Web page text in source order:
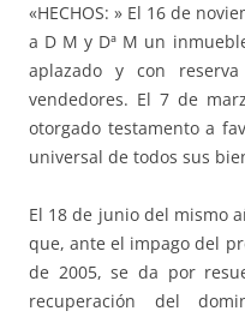
«HECHOS: » El 16 de
a D M y Dª M un
aplazado y con
vendedores. El 7 de
otorgado testamento a
universal de todos sus
El 18 de junio del mismo
que, ante el impago del
de 2005, se da por
recuperación del